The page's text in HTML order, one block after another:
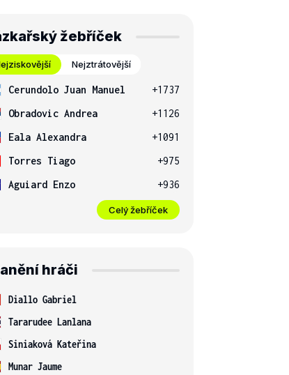
žebříček
Nejztrátovější
Cerundolo Juan Manuel
+1737
Obradovic Andrea
+1126
Eala Alexandra
+1091
Torres Tiago
+975
Aguiard Enzo
+936
Celý žebříček
hráči
Diallo Gabriel
Tararudee Lanlana
Siniaková Kateřina
Munar Jaume